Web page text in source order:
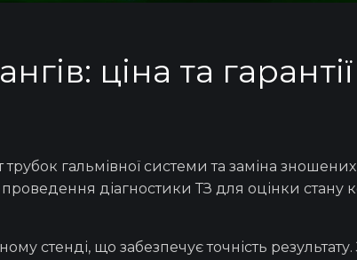
ціна та
трубок гальмівної системита заміна зношених
проведення діагностики ТЗ для оцінки стану
стенді, що забезпечує точність